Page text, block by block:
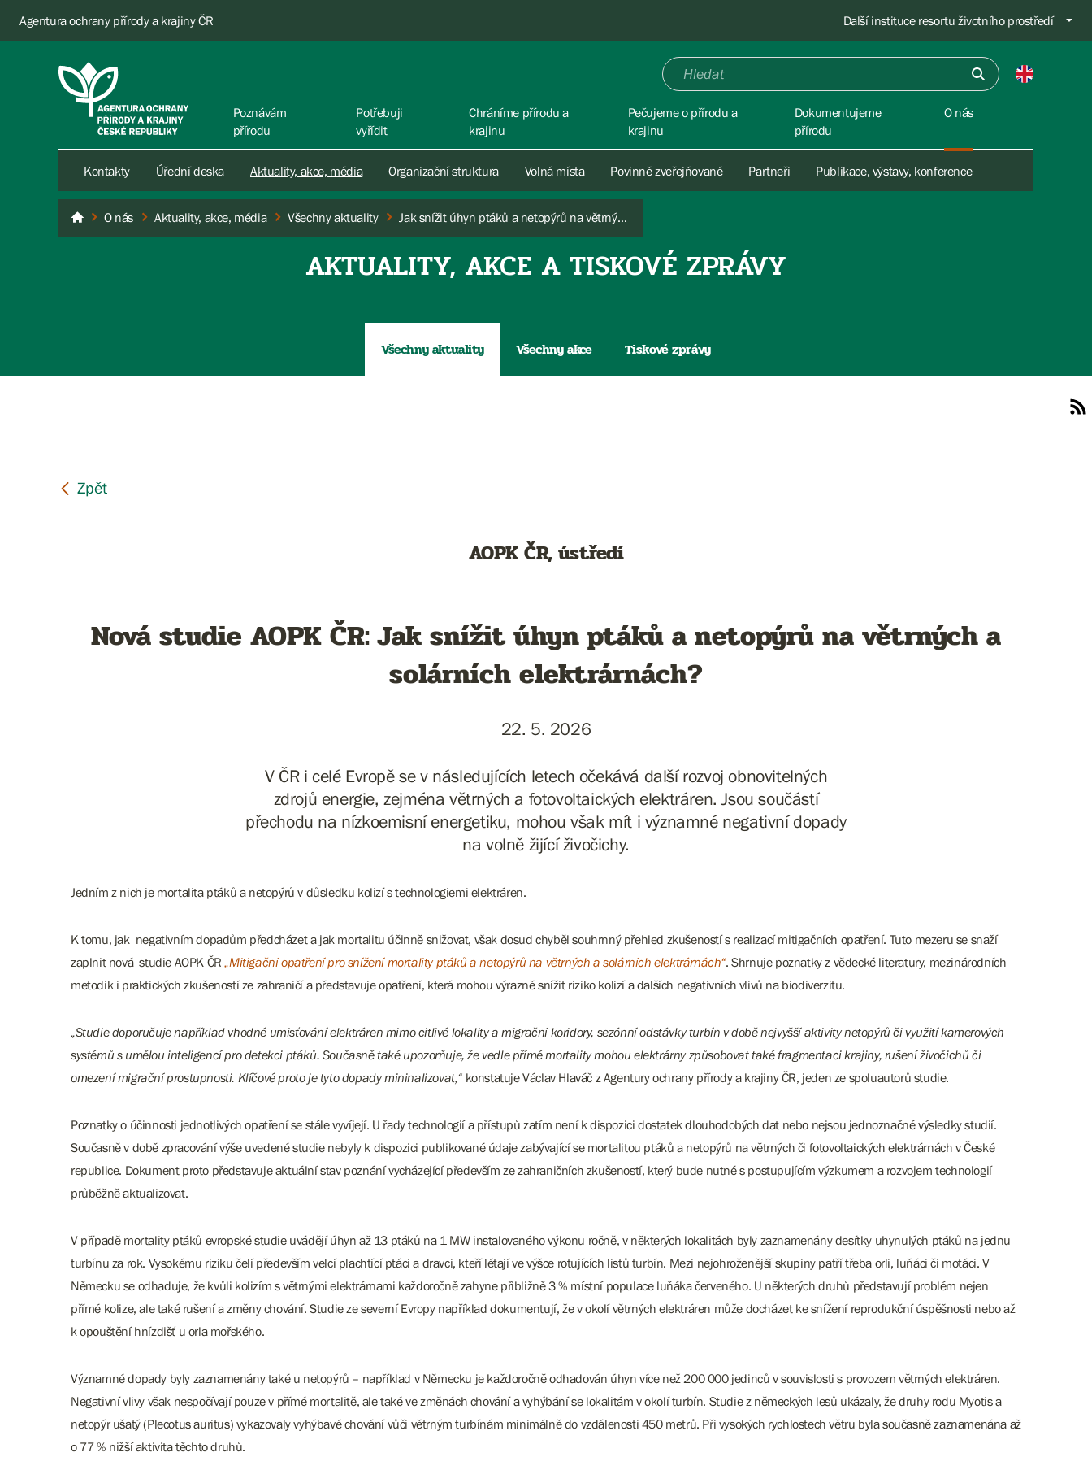
Agentura ochrany přírody a krajiny ČR Další instituce resortu životního prostředí
Poznávám
přírodu
Potřebuji
vyřídit
Chráníme přírodu a
krajinu
Pečujeme o přírodu a
krajinu
Dokumentujeme
přírodu
O nás
Kontakty Úřední deska Aktuality, akce, média Organizační struktura Volná místa Povinně zveřejňované Partneři Publikace, výstavy, konference
AOPK ČR
O nás Aktuality, akce, média Všechny aktuality Jak snížit úhyn ptáků a netopýrů na větrných a solárních elektrárnách
AKTUALITY, AKCE A TISKOVÉ ZPRÁVY
Všechny aktuality Všechny akce Tiskové zprávy
AOPK ČR, ústředí
Nová studie AOPK ČR: Jak snížit úhyn ptáků a netopýrů na větrných a
solárních elektrárnách?
22. 5. 2026
V ČR i celé Evropě se v následujících letech očekává další rozvoj obnovitelných
zdrojů energie, zejména větrných a fotovoltaických elektráren. Jsou součástí
přechodu na nízkoemisní energetiku, mohou však mít i významné negativní dopady
na volně žijící živočichy.
Jedním z nich je mortalita ptáků a netopýrů v důsledku kolizí s technologiemi elektráren.
K tomu, jak negativním dopadům předcházet a jak mortalitu účinně snižovat, však dosud chyběl souhrnný přehled zkušeností s realizací mitigačních opatření. Tuto mezeru se snaží
zaplnit nová studie AOPK ČR „Mitigační opatření pro snížení mortality ptáků a netopýrů na větrných a solárních elektrárnách“. Shrnuje poznatky z vědecké literatury, mezinárodních
metodik i praktických zkušeností ze zahraničí a představuje opatření, která mohou výrazně snížit riziko kolizí a dalších negativních vlivů na biodiverzitu.
„Studie doporučuje například vhodné umisťování elektráren mimo citlivé lokality a migrační koridory, sezónní odstávky turbín v době nejvyšší aktivity netopýrů či využití kamerových
systémů s umělou inteligencí pro detekci ptáků. Současně také upozorňuje, že vedle přímé mortality mohou elektrárny způsobovat také fragmentaci krajiny, rušení živočichů či
omezení migrační prostupnosti. Klíčové proto je tyto dopady mininalizovat,“ konstatuje Václav Hlaváč z Agentury ochrany přírody a krajiny ČR, jeden ze spoluautorů studie.
Poznatky o účinnosti jednotlivých opatření se stále vyvíjejí. U řady technologií a přístupů zatím není k dispozici dostatek dlouhodobých dat nebo nejsou jednoznačné výsledky studií.
Současně v době zpracování výše uvedené studie nebyly k dispozici publikované údaje zabývající se mortalitou ptáků a netopýrů na větrných či fotovoltaických elektrárnách v České
republice. Dokument proto představuje aktuální stav poznání vycházející především ze zahraničních zkušeností, který bude nutné s postupujícím výzkumem a rozvojem technologií
průběžně aktualizovat.
V případě mortality ptáků evropské studie uvádějí úhyn až 13 ptáků na 1 MW instalovaného výkonu ročně, v některých lokalitách byly zaznamenány desítky uhynulých ptáků na jednu
turbínu za rok. Vysokému riziku čelí především velcí plachtící ptáci a dravci, kteří létají ve výšce rotujících listů turbín. Mezi nejohroženější skupiny patří třeba orli, luňáci či motáci. V
Německu se odhaduje, že kvůli kolizím s větrnými elektrárnami každoročně zahyne přibližně 3 % místní populace luňáka červeného. U některých druhů představují problém nejen
přímé kolize, ale také rušení a změny chování. Studie ze severní Evropy například dokumentují, že v okolí větrných elektráren může docházet ke snížení reprodukční úspěšnosti nebo až
k opouštění hnízdišť u orla mořského.
Významné dopady byly zaznamenány také u netopýrů – například v Německu je každoročně odhadován úhyn více než 200 000 jedinců v souvislosti s provozem větrných elektráren.
Negativní vlivy však nespočívají pouze v přímé mortalitě, ale také ve změnách chování a vyhýbání se lokalitám v okolí turbín. Studie z německých lesů ukázaly, že druhy rodu Myotis a
netopýr ušatý (Plecotus auritus) vykazovaly vyhýbavé chování vůči větrným turbínám minimálně do vzdálenosti 450 metrů. Při vysokých rychlostech větru byla současně zaznamenána až
o 77 % nižší aktivita těchto druhů.